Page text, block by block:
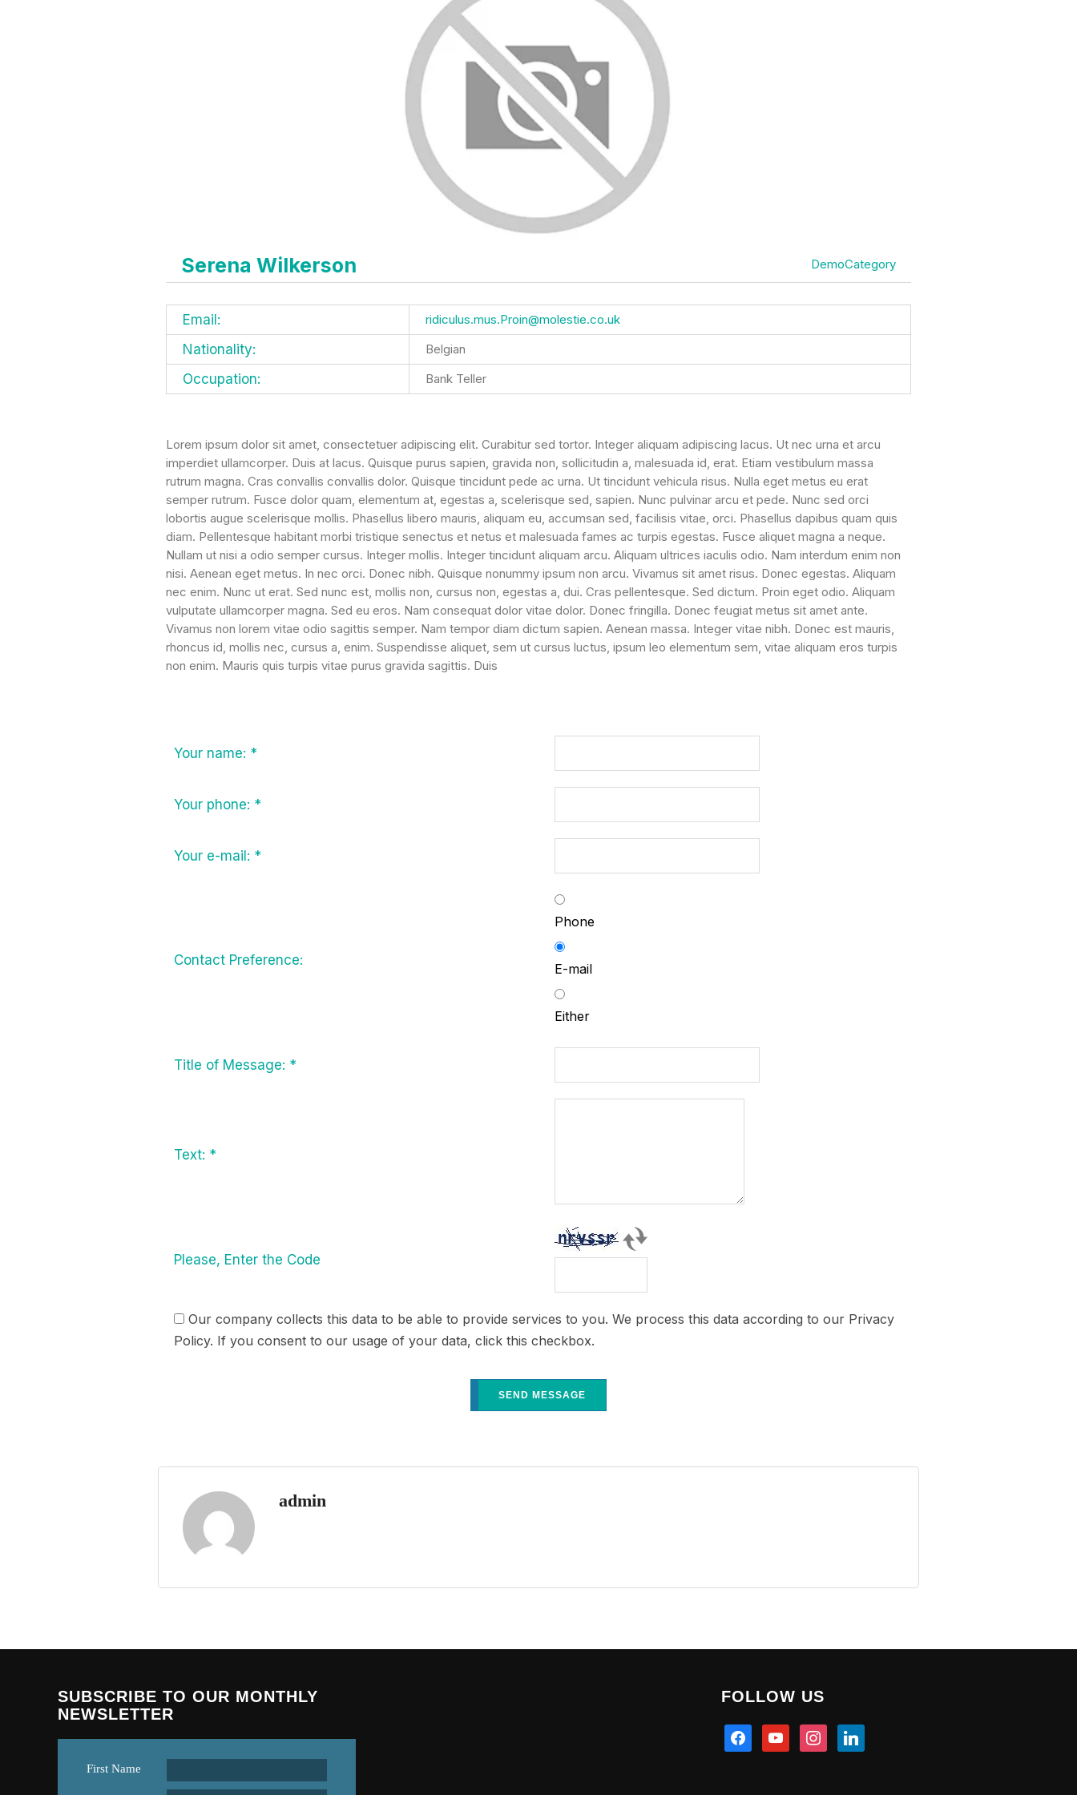
Serena Wilkerson DemoCategory
Email: ridiculus.mus.Proin@molestie.co.uk
Nationality: Belgian
Occupation: Bank Teller
Lorem ipsum dolor sit amet, consectetuer adipiscing elit. Curabitur sed tortor. Integer aliquam adipiscing lacus. Ut nec urna et arcu
imperdiet ullamcorper. Duis at lacus. Quisque purus sapien, gravida non, sollicitudin a, malesuada id, erat. Etiam vestibulum massa
rutrum magna. Cras convallis convallis dolor. Quisque tincidunt pede ac urna. Ut tincidunt vehicula risus. Nulla eget metus eu erat
semper rutrum. Fusce dolor quam, elementum at, egestas a, scelerisque sed, sapien. Nunc pulvinar arcu et pede. Nunc sed orci
lobortis augue scelerisque mollis. Phasellus libero mauris, aliquam eu, accumsan sed, facilisis vitae, orci. Phasellus dapibus quam quis
diam. Pellentesque habitant morbi tristique senectus et netus et malesuada fames ac turpis egestas. Fusce aliquet magna a neque.
Nullam ut nisi a odio semper cursus. Integer mollis. Integer tincidunt aliquam arcu. Aliquam ultrices iaculis odio. Nam interdum enim non
nisi. Aenean eget metus. In nec orci. Donec nibh. Quisque nonummy ipsum non arcu. Vivamus sit amet risus. Donec egestas. Aliquam
nec enim. Nunc ut erat. Sed nunc est, mollis non, cursus non, egestas a, dui. Cras pellentesque. Sed dictum. Proin eget odio. Aliquam
vulputate ullamcorper magna. Sed eu eros. Nam consequat dolor vitae dolor. Donec fringilla. Donec feugiat metus sit amet ante.
Vivamus non lorem vitae odio sagittis semper. Nam tempor diam dictum sapien. Aenean massa. Integer vitae nibh. Donec est mauris,
rhoncus id, mollis nec, cursus a, enim. Suspendisse aliquet, sem ut cursus luctus, ipsum leo elementum sem, vitae aliquam eros turpis
non enim. Mauris quis turpis vitae purus gravida sagittis. Duis
Your name: *
Your phone: *
Your e-mail: *
Contact Preference:
Phone
E-mail
Either
Title of Message: *
Text: *
Please, Enter the Code
Our company collects this data to be able to provide services to you. We process this data according to our Privacy
Policy. If you consent to our usage of your data, click this checkbox.
admin
SUBSCRIBE TO OUR MONTHLY
NEWSLETTER
First Name
FOLLOW US
facebookyoutubeinstagramlinkedin